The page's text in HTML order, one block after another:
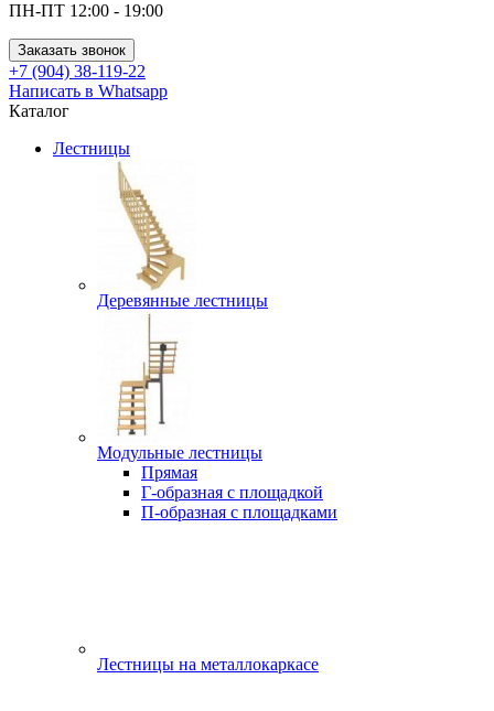
ПН-ПТ 12:00 - 19:00
Заказать звонок
+7 (904) 38-119-22
Написать в Whatsapp
Каталог
Лестницы
Деревянные лестницы
Модульные лестницы
Прямая
Г-образная с площадкой
П-образная с площадками
Лестницы на металлокаркасе